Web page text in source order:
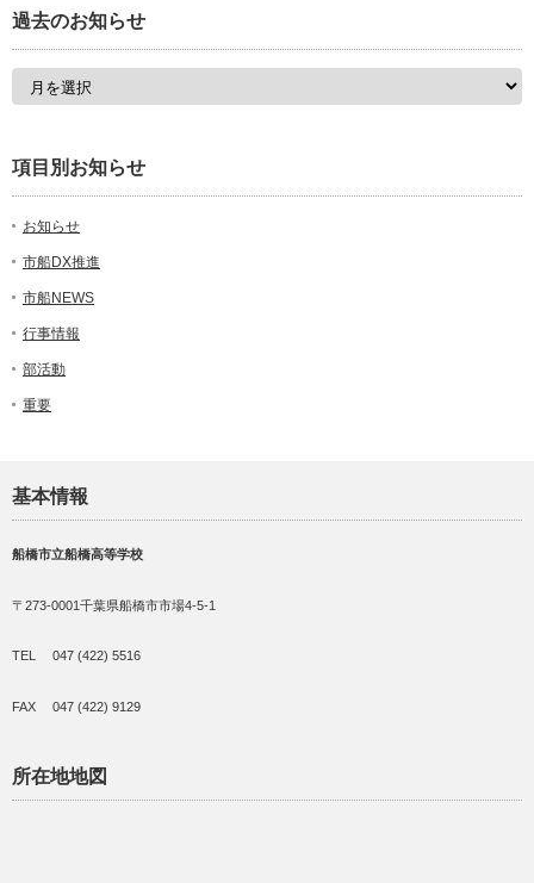
過去のお知らせ
項目別お知らせ
お知らせ
市船DX推進
市船NEWS
行事情報
部活動
重要
基本情報
船橋市立船橋高等学校
〒273-0001千葉県船橋市市場4-5-1
TEL 047 (422) 5516
FAX 047 (422) 9129
所在地地図